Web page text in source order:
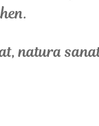
natura